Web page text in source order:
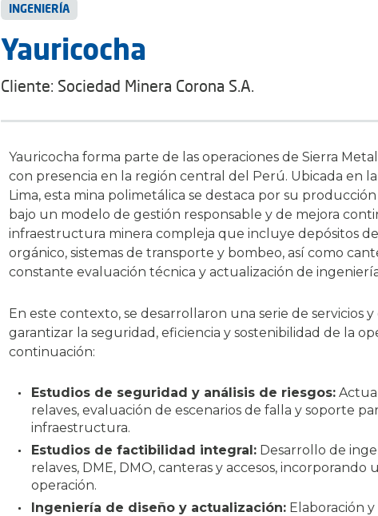
INGENIERÍA
Yauricocha
Cliente: Sociedad Minera Corona S.A.
Yauricocha forma parte de las operaciones de Sierra
con presencia en la región central del Perú. Ubicada en
Lima, esta mina polimetálica se destaca por su
bajo un modelo de gestión responsable y de mejora
infraestructura minera compleja que incluye depósitos
orgánico, sistemas de transporte y bombeo, así como
constante evaluación técnica y actualización de
En este contexto, se desarrollaron una serie de servicios
garantizar la seguridad, eficiencia y sostenibilidad de la
continuación:
Estudios de seguridad y análisis de riesgos:
relaves, evaluación de escenarios de falla y soporte
infraestructura.
Estudios de factibilidad integral: Desarrollo de
relaves, DME, DMO, canteras y accesos,
operación.
Ingeniería de diseño y actualización: Elaboración